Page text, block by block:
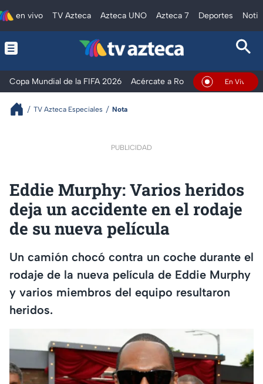
en vivo TV Azteca Azteca UNO Azteca 7 Deportes
Copa Mundial de la FIFA 2026 Acércate a Rocío Ventaneando
En Vivo
TV Azteca Especiales Nota
PUBLICIDAD
Eddie Murphy: Varios heridos
deja un accidente en el rodaje
de su nueva película
Un camión chocó contra un coche durante el
rodaje de la nueva película de Eddie Murphy
y varios miembros del equipo resultaron
heridos.